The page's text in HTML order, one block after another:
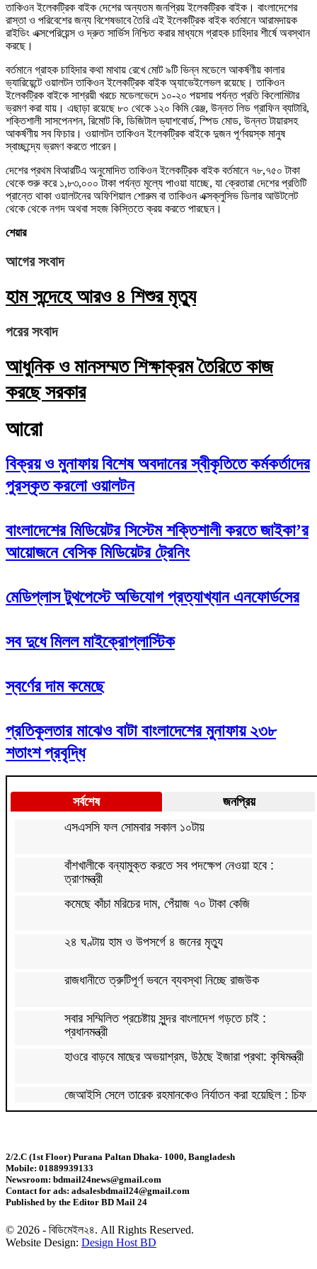
তাকিওন ইলেকট্রিক বাইক দেশের অন্যতম জনপ্রিয় ইলেকট্রিক বাইক। বাংলাদেশের
রাস্তা ও পরিবেশের জন্য বিশেষভাবে তৈরি এই ইলেকট্রিক বাইক বর্তমানে আরামদায়ক
রাইডিং এক্সপেরিয়েন্স ও দ্রুত সার্ভিস নিশ্চিত করার মাধ্যমে গ্রাহক চাহিদার শীর্ষে অবস্থান
করছে।
বর্তমানে গ্রাহক চাহিদার কথা মাথায় রেখে মোট ৯টি ভিন্ন মডেলে আকর্ষণীয় কালার
ভ্যারিয়েন্টে ওয়ালটন তাকিওন ইলেকট্রিক বাইক অ্যাভেইলেভল রয়েছে। তাকিওন
ইলেকট্রিক বাইকে সাশ্রয়ী খরচে মডেলভেদে ১০-২০ পয়সায় পর্যন্ত প্রতি কিলোমিটার
ভ্রমণ করা যায়। এছাড়া রয়েছে ৮০ থেকে ১২০ কিমি রেঞ্জ, উন্নত লিড গ্রাফিন ব্যাটারি,
শক্তিশালী সাসপেনশন, রিমোট কি, ডিজিটাল ড্যাশবোর্ড, স্পিড মোড, উন্নত টায়ারসহ
আকর্ষণীয় সব ফিচার। ওয়ালটন তাকিওন ইলেকট্রিক বাইকে দুজন পূর্ণবয়স্ক মানুষ
স্বাচ্ছন্দ্যে ভ্রমণ করতে পারেন।
দেশের প্রথম বিআরটিএ অনুমোদিত তাকিওন ইলেকট্রিক বাইক বর্তমানে ৭৮,৭৫০ টাকা
থেকে শুরু করে ১,৮৩,০০০ টাকা পর্যন্ত মূল্যে পাওয়া যাচ্ছে, যা ক্রেতারা দেশের প্রতিটি
প্রান্তে থাকা ওয়ালটনের অফিশিয়াল শোরুম বা তাকিওন এক্সক্লুসিভ ডিলার আউটলেট
থেকে থেকে নগদ অথবা সহজ কিস্তিতে ক্রয় করতে পারছেন।
শেয়ার
আগের সংবাদ
হাম সন্দেহে আরও ৪ শিশুর মৃত্যু
পরের সংবাদ
আধুনিক ও মানসম্মত শিক্ষাক্রম তৈরিতে কাজ
করছে সরকার
আরো
বিক্রয় ও মুনাফায় বিশেষ অবদানের স্বীকৃতিতে কর্মকর্তাদের
পুরস্কৃত করলো ওয়ালটন
বাংলাদেশের মিডিয়েটর সিস্টেম শক্তিশালী করতে জাইকা’র
আয়োজনে বেসিক মিডিয়েটর ট্রেনিং
মেডিপ্লাস টুথপেস্টে অভিযোগ প্রত্যাখ্যান এনফোর্ডসের
সব দুধে মিলল মাইক্রোপ্লাস্টিক
স্বর্ণের দাম কমেছে
প্রতিকূলতার মাঝেও বাটা বাংলাদেশের মুনাফায় ২৩৮
শতাংশ প্রবৃদ্ধি
সর্বশেষ
জনপ্রিয়
এসএসসি ফল সোমবার সকাল ১০টায়
বাঁশখালীকে বন্যামুক্ত করতে সব পদক্ষেপ নেওয়া হবে :
ত্রাণমন্ত্রী
কমেছে কাঁচা মরিচের দাম, পেঁয়াজ ৭০ টাকা কেজি
২৪ ঘণ্টায় হাম ও উপসর্গে ৪ জনের মৃত্যু
রাজধানীতে ত্রুটিপূর্ণ ভবনে ব্যবস্থা নিচ্ছে রাজউক
সবার সম্মিলিত প্রচেষ্টায় সুন্দর বাংলাদেশ গড়তে চাই :
প্রধানমন্ত্রী
হাওরে বাড়বে মাছের অভয়াশ্রম, উঠছে ইজারা প্রথা: কৃষিমন্ত্রী
জেআইসি সেলে তারেক রহমানকেও নির্যাতন করা হয়েছিল : চিফ
প্রসিকিউটর
২০২৭ সালের রমজান ও ঈদের সম্ভাব্য তারিখ জানা গেল
‘শেখ হাসিনা কার্ড’ নিয়ে ভারত বন্ধুত্ব চাইতে পারে না:
স্বরাষ্ট্রমন্ত্রী
সাড়ে ৬ বছরে মোটরসাইকেল দুর্ঘটনায় নিহত ১৫ হাজার ৭১২
2/2.C (1st Floor) Purana Paltan Dhaka- 1000, Bangladesh
Mobile: 01889939133
Newsroom: bdmail24news@gmail.com
Contact for ads: adsalesbdmail24@gmail.com
Published by the Editor BD Mail 24
© 2026 - বিডিমেইল২৪. All Rights Reserved.
Website Design: Design Host BD